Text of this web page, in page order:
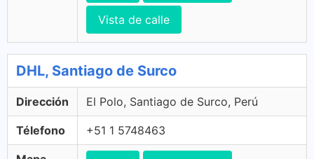
Vista de calle
DHL, Santiago de Surco
Dirección El Polo, Santiago de Surco, Perú
Télefono +51 1 5748463